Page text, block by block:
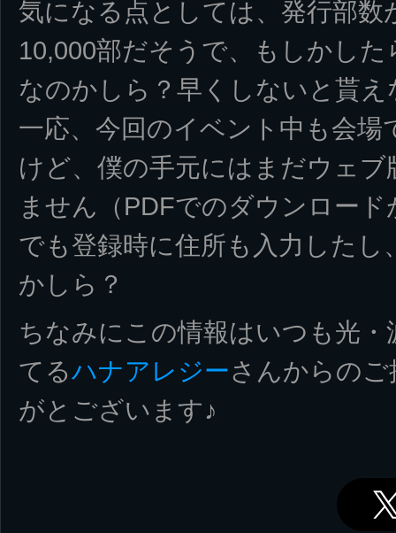
気になる点としては、発行部数
10,000部だそうで、もしかし
なのかしら？早くしないと貰え
一応、今回のイベント中も会
けど、僕の手元にはまだウェ
ません（PDFでのダウンロー
でも登録時に住所も入力した
かしら？
ちなみにこの情報はいつも光
てるハナアレジーさんからの
がとございます♪